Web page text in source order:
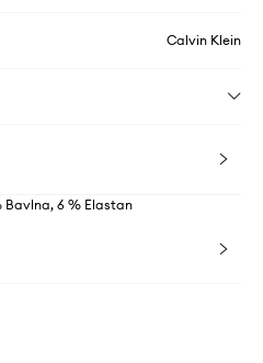
Calvin Klein
Bavlna, 6 % Elastan